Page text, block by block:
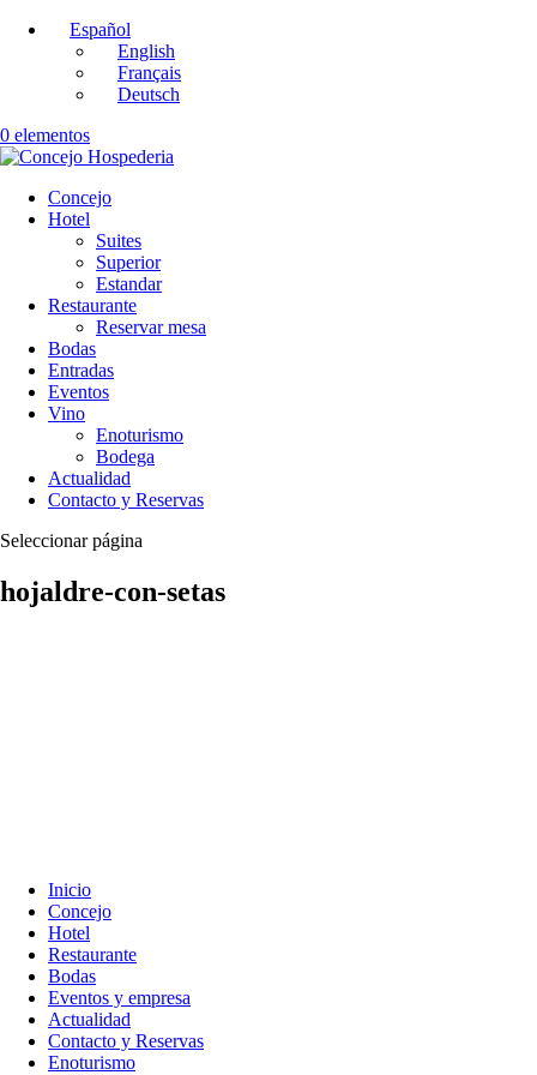
Español
English
Français
Deutsch
0 elementos
Concejo
Hotel
Suites
Superior
Estandar
Restaurante
Reservar mesa
Bodas
Entradas
Eventos
Vino
Enoturismo
Bodega
Actualidad
Contacto y Reservas
Seleccionar página
hojaldre-con-setas
Inicio
Concejo
Hotel
Restaurante
Bodas
Eventos y empresa
Actualidad
Contacto y Reservas
Enoturismo